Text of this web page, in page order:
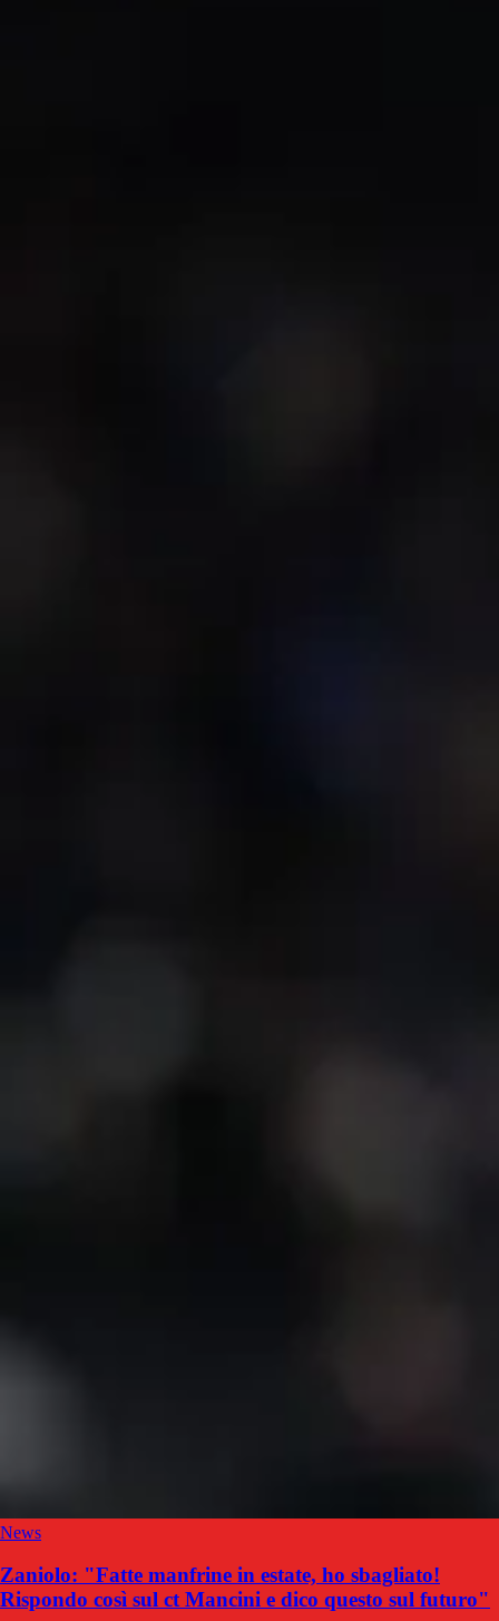
News
Zaniolo: "Fatte manfrine in estate, ho sbagliato!
Rispondo così sul ct Mancini e dico questo sul futuro"